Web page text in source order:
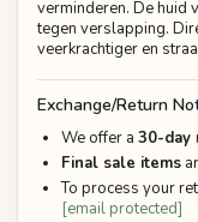
verminderen. De huid
tegen verslapping.
veerkrachtiger en
Exchange/Return
We offer a 30-day
Final sale items
To process your
[email protected]